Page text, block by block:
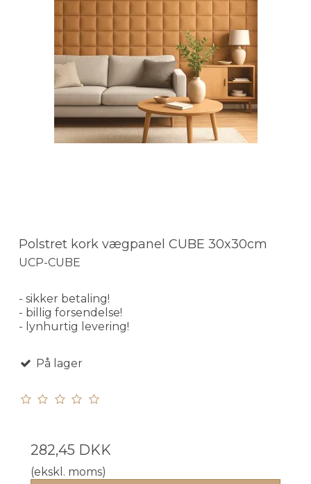
Polstret kork vægpanel CUBE 30x30cm
UCP-CUBE
- sikker betaling!
- billig forsendelse!
- lynhurtig levering!
På lager
282,45 DKK
(ekskl. moms)